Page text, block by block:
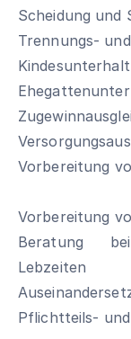
Scheidung und
Trennungs-
Kindesunterhalt
Vorbereitung
Vorbereitung
Beratung
Lebzeiten
Pflichtteils-